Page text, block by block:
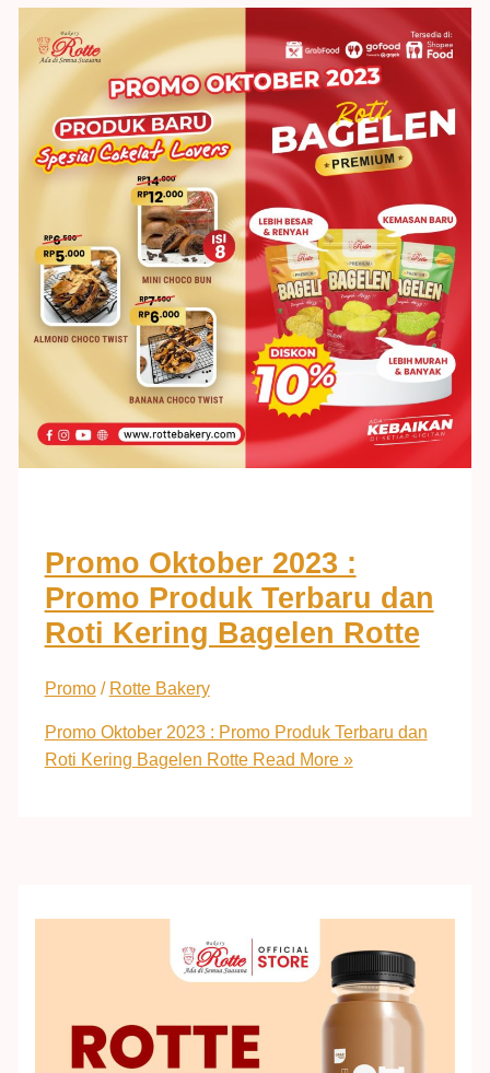
Promo Oktober 2023 :
Promo Produk Terbaru dan
Roti Kering Bagelen Rotte
Promo/ Rotte Bakery
Promo Oktober 2023 : Promo Produk Terbaru dan
Roti Kering Bagelen RotteRead More »